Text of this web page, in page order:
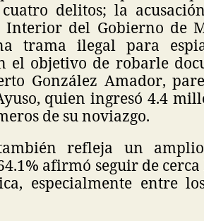
delitos; la
del Gobierno de
trama ilegal para
el objetivo de robarle
González Amador,
quien ingresó 4.4
de su noviazgo.
refleja un
afirmó seguir de
especialmente entre